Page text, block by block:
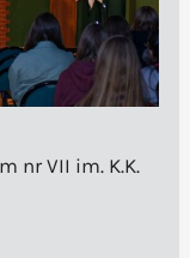
nr VII im. K.K.